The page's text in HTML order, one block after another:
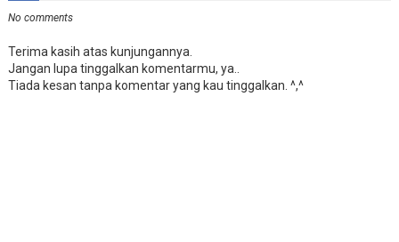
No comments
Terima kasih atas kunjungannya.
Jangan lupa tinggalkan komentarmu, ya..
Tiada kesan tanpa komentar yang kau tinggalkan. ^,^